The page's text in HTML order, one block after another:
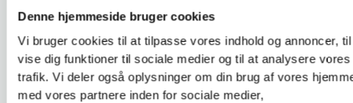
Denne hjemmeside bruger cookies
Vi bruger cookies til at tilpasse vores indhold og annoncer,
vise dig funktioner til sociale medier og til at analysere vores
trafik. Vi deler også oplysninger om din brug af vores
med vores partnere inden for sociale medier,
Du kan tilgå din profil, se dine bookinger, lave
ændringer m.v.
Kræver at bookingen er foretaget når du er logget ind på
din profil.